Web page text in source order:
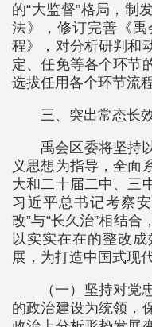
的“大监督”格局，制
法》，修订完善《
程》，对分析研判和
定、任免等各个环节
选拔任用各个环节流程
三、突出常态长
禹会区委将坚持
义思想为指导，全面
大和二十届二中、三
习近平总书记考察
改”与“长久治”相结合
以实实在在的整改
展，为打造中国式现
（一）坚持对党
的政治建设为统领，